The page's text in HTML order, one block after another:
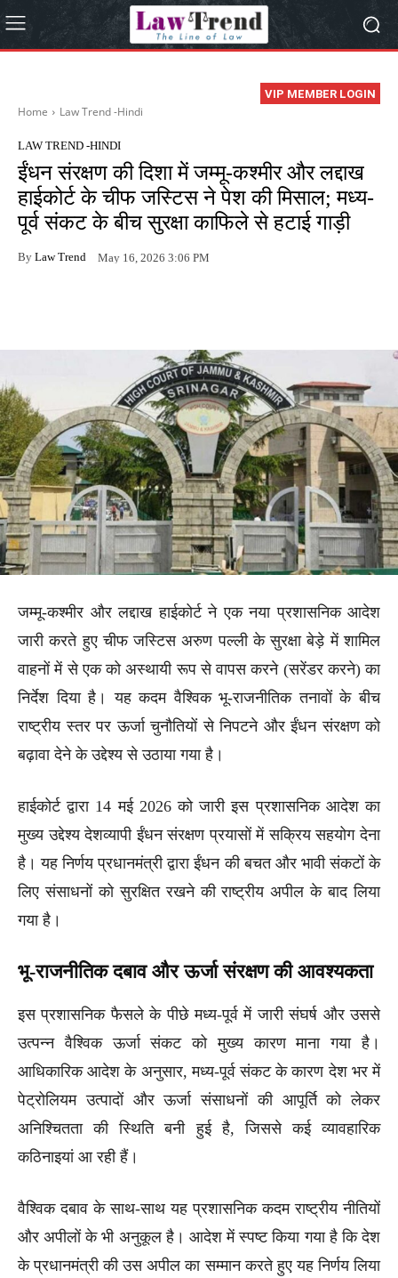
VIP MEMBER LOGIN
Home Law Trend -Hindi
LAW TREND -HINDI
ईंधन संरक्षण की दिशा में जम्मू-कश्मीर और लद्दाख
हाईकोर्ट के चीफ जस्टिस ने पेश की मिसाल; मध्य-
पूर्व संकट के बीच सुरक्षा काफिले से हटाई गाड़ी
By Law Trend May 16, 2026 3:06 PM
जम्मू-कश्मीर और लद्दाख हाईकोर्ट ने एक नया प्रशासनिक आदेश
जारी करते हुए चीफ जस्टिस अरुण पल्ली के सुरक्षा बेड़े में शामिल
वाहनों में से एक को अस्थायी रूप से वापस करने (सरेंडर करने) का
निर्देश दिया है। यह कदम वैश्विक भू-राजनीतिक तनावों के बीच
राष्ट्रीय स्तर पर ऊर्जा चुनौतियों से निपटने और ईंधन संरक्षण को
बढ़ावा देने के उद्देश्य से उठाया गया है।
हाईकोर्ट द्वारा 14 मई 2026 को जारी इस प्रशासनिक आदेश का
मुख्य उद्देश्य देशव्यापी ईंधन संरक्षण प्रयासों में सक्रिय सहयोग देना
है। यह निर्णय प्रधानमंत्री द्वारा ईंधन की बचत और भावी संकटों के
लिए संसाधनों को सुरक्षित रखने की राष्ट्रीय अपील के बाद लिया
गया है।
भू-राजनीतिक दबाव और ऊर्जा संरक्षण की आवश्यकता
इस प्रशासनिक फैसले के पीछे मध्य-पूर्व में जारी संघर्ष और उससे
उत्पन्न वैश्विक ऊर्जा संकट को मुख्य कारण माना गया है।
आधिकारिक आदेश के अनुसार, मध्य-पूर्व संकट के कारण देश भर में
पेट्रोलियम उत्पादों और ऊर्जा संसाधनों की आपूर्ति को लेकर
अनिश्चितता की स्थिति बनी हुई है, जिससे कई व्यावहारिक
कठिनाइयां आ रही हैं।
वैश्विक दबाव के साथ-साथ यह प्रशासनिक कदम राष्ट्रीय नीतियों
और अपीलों के भी अनुकूल है। आदेश में स्पष्ट किया गया है कि देश
के प्रधानमंत्री की उस अपील का सम्मान करते हुए यह निर्णय लिया